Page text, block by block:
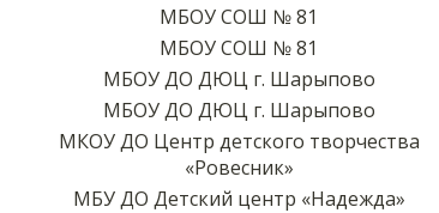
МБОУ СОШ № 81
МБОУ СОШ № 81
МБОУ ДО ДЮЦ г. Шарыпово
МБОУ ДО ДЮЦ г. Шарыпово
МКОУ ДО Центр детского творчества
«Ровесник»
МБУ ДО Детский центр «Надежда»